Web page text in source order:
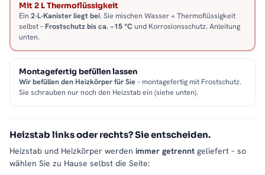
Mit 2 L Thermoflüssigkeit
Ein 2-L-Kanister liegt bei. Sie mischen Wasser + Thermoflüssigkeit
selbst –Frostschutz bis ca. −15 °Cund Korrosionsschutz. Anleitung
unten.
Montagefertig befüllen lassen
Wir befüllen den Heizkörper für Sie– montagefertig mit Frostschutz.
Sie schrauben nur noch den Heizstab ein (siehe unten).
Heizstab links oder rechts? Sie entscheiden.
Heizstab und Heizkörper werden immer getrennt geliefert – so
wählen Sie zu Hause selbst die Seite: